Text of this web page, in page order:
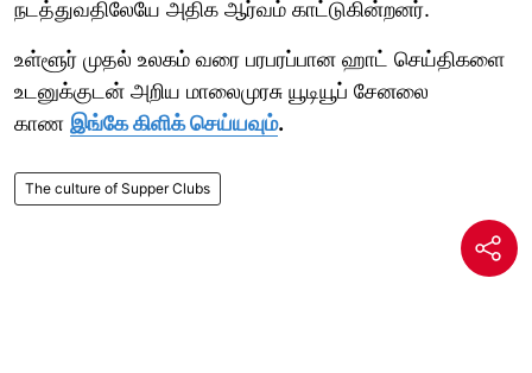
நடத்துவதிலேயே அதிக ஆர்வம் காட்டுகின்றனர்.
உள்ளூர் முதல் உலகம் வரை பரபரப்பான ஹாட் செய்திகளை
உடனுக்குடன் அறிய மாலைமுரசு யூடியூப் சேனலை
காண இங்கே கிளிக் செய்யவும்.
The culture of Supper Clubs